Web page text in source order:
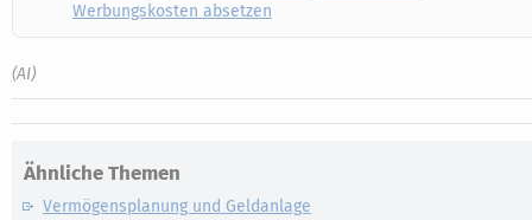
Werbungskosten absetzen
(AI)
Ähnliche Themen
Vermögensplanung und Geldanlage